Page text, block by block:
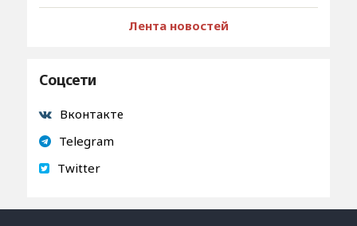
Лента новостей
Соцсети
Вконтакте
Telegram
Twitter